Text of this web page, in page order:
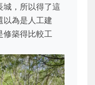
城，所以得了這
以為是人工建
修築得比較工